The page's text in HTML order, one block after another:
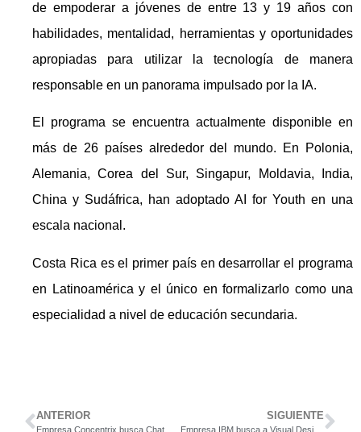
de empoderar a jóvenes de entre 13 y 19 años con
habilidades, mentalidad, herramientas y oportunidades
apropiadas para utilizar la tecnología de manera
responsable en un panorama impulsado por la IA.
El programa se encuentra actualmente disponible en
más de 26 países alrededor del mundo. En Polonia,
Alemania, Corea del Sur, Singapur, Moldavia, India,
China y Sudáfrica, han adoptado AI for Youth en una
escala nacional.
Costa Rica es el primer país en desarrollar el programa
en Latinoamérica y el único en formalizarlo como una
especialidad a nivel de educación secundaria.
ANTERIOR SIGUIENTE
Empresa IBM busca a Visual Designer.